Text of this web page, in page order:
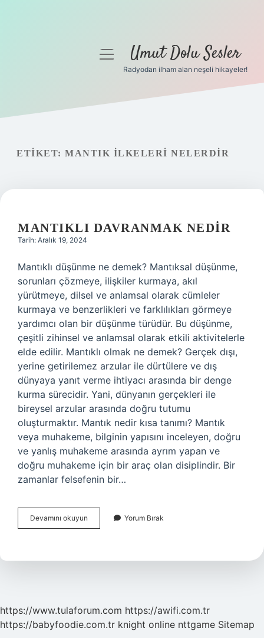
Gizlilik Politikası
menüyüUmut Dolu Sesler
Radyodan ilham alan neşeli hikayeler!
ETIKET: MANTIK ILKELERI NELERDIR
MANTIKLI DAVRANMAK NEDIR
Tarih: Aralık 19, 2024
Mantıklı düşünme ne demek? Mantıksal düşünme,
sorunları çözmeye, ilişkiler kurmaya, akıl
yürütmeye, dilsel ve anlamsal olarak cümleler
kurmaya ve benzerlikleri ve farklılıkları görmeye
yardımcı olan bir düşünme türüdür. Bu düşünme,
çeşitli zihinsel ve anlamsal olarak etkili aktivitelerle
elde edilir. Mantıklı olmak ne demek? Gerçek dışı,
yerine getirilemez arzular ile dürtülere ve dış
dünyaya yanıt verme ihtiyacı arasında bir denge
kurma sürecidir. Yani, dünyanın gerçekleri ile
bireysel arzular arasında doğru tutumu
oluşturmaktır. Mantık nedir kısa tanımı? Mantık
veya muhakeme, bilginin yapısını inceleyen, doğru
ve yanlış muhakeme arasında ayrım yapan ve
doğru muhakeme için bir araç olan disiplindir. Bir
zamanlar felsefenin bir…
Devamını okuyun
Davranmak
Yorum Bırak
https://www.tulaforum.com https://awifi.com.tr
https://babyfoodie.com.tr knight online nttgame Sitemap